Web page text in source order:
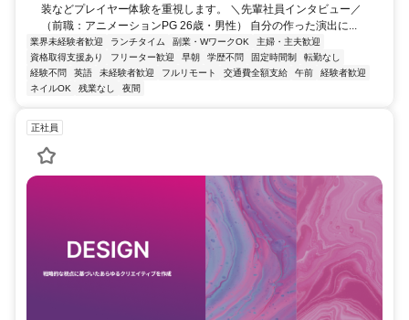
装などプレイヤー体験を重視します。 ＼先輩社員インタビュー／
（前職：アニメーションPG 26歳・男性） 自分の作った演出に...
業界未経験者歓迎 ランチタイム 副業・WワークOK
主婦・主夫歓迎
資格取得支援あり
フリーター歓迎 早朝 学歴不問 固定時間制
転勤なし
経験不問
英語 未経験者歓迎 フルリモート 交通費全額支給 午前
経験者歓迎
ネイルOK
残業なし 夜間
正社員